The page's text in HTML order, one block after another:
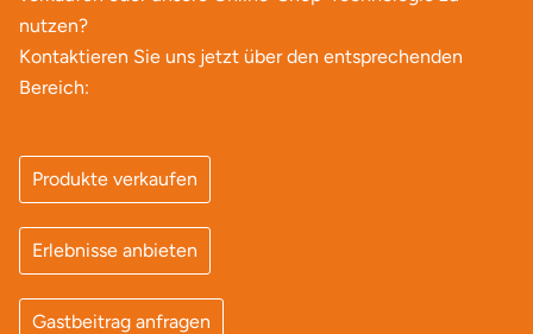
nutzen?
Kontaktieren Sie uns jetzt über den entsprechenden
Bereich:
Produkte verkaufen
Erlebnisse anbieten
Gastbeitrag anfragen
Neumünster
Nürnberg
Oberhavel
Odenwald